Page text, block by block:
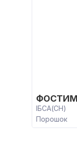
ІБСА(CH)
Порошок